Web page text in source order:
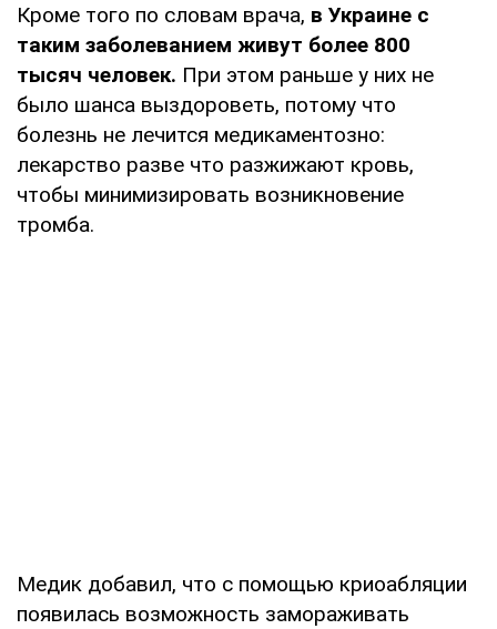
Кроме того по словам врача, в Украине с
таким заболеванием живут более 800
тысяч человек. При этом раньше у них не
было шанса выздороветь, потому что
болезнь не лечится медикаментозно:
лекарство разве что разжижают кровь,
чтобы минимизировать возникновение
тромба.
Медик добавил, что с помощью криоабляции
появилась возможность замораживать